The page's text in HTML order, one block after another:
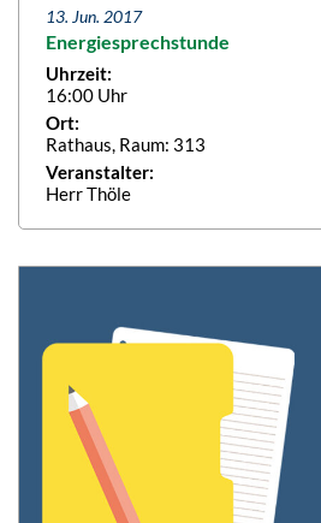
13. Jun. 2017
Energiesprechstunde
Uhrzeit:
16:00 Uhr
Ort:
Rathaus, Raum: 313
Veranstalter:
Herr Thöle